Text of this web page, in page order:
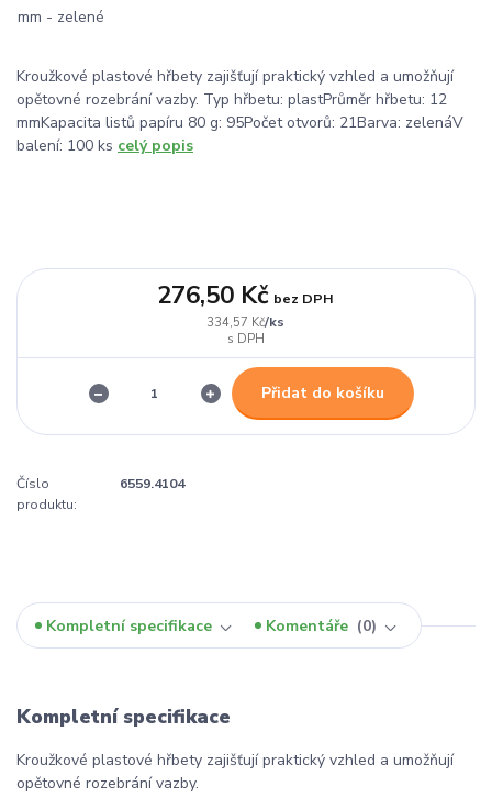
Kroužkové plastové hřbety zajišťují praktický vzhled a umožňují
opětovné rozebrání vazby. Typ hřbetu: plastPrůměr hřbetu: 12
mmKapacita listů papíru 80 g: 95Počet otvorů: 21Barva: zelenáV
balení: 100 ks celý popis
334,57 Kč/ks
276,50 Kč bez DPH
Přidat do košíku
Číslo
produktu:
6559.4104
Kompletní specifikace Komentáře 0
Kompletní specifikace
Kroužkové plastové hřbety zajišťují praktický vzhled a umožňují
opětovné rozebrání vazby.